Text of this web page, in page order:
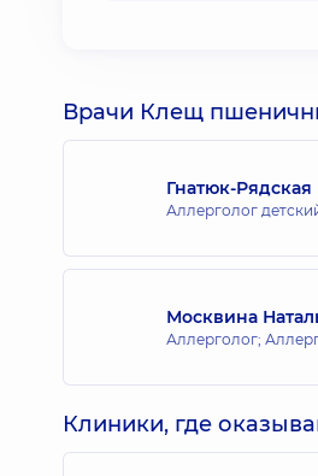
Врачи Клещ
Гнатюк-
Аллерголог
Москвина
Аллерголог;
Клиники, где